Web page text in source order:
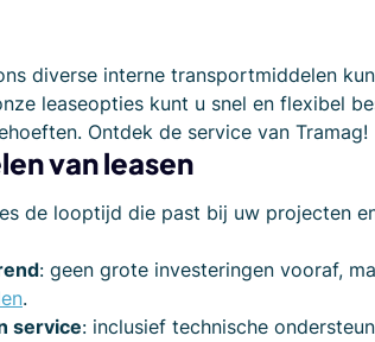
diverse interne transportmiddelen
leaseopties kunt u snel en flexibel
Ontdek de service van Tramag!
van leasen
de looptijd die past bij uw projecten
: geen grote investeringen vooraf,
.
service: inclusief technische